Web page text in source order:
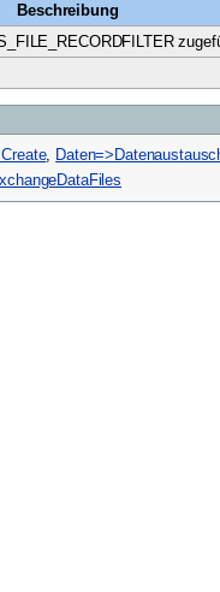
Beschreibung
,